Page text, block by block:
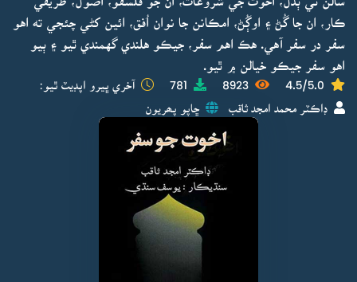
ڪار، ان جا گُڻ ۽ اوڳُڻ، امڪانن جا نوان اُفق، ائين کڻي چئجي ته اهو
سفر در سفر آهي. هڪ اهم سفر، جيڪو هلندي گهمندي ٿيو ۽ ٻيو
اهو سفر جيڪو خيالن ۾ ٿيو.
4.5/5.0
8923
781 آخري ڀيرو اپڊيٽ ٿيو:
ڊاڪٽر محمد امجد ثاقب ڇاپو پھريون